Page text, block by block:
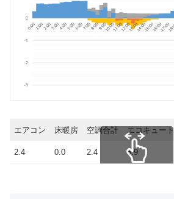
エアコン 床暖房 空調合計 エコキュート
2.4 0.0 2.4 5.9